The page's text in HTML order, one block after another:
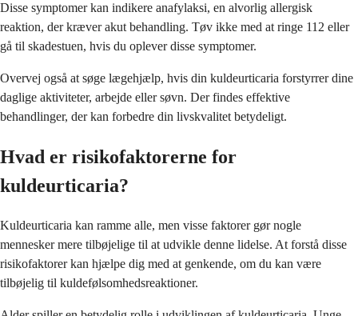
Disse symptomer kan indikere anafylaksi, en alvorlig allergisk
reaktion, der kræver akut behandling. Tøv ikke med at ringe 112 eller
gå til skadestuen, hvis du oplever disse symptomer.
Overvej også at søge lægehjælp, hvis din kuldeurticaria forstyrrer dine
daglige aktiviteter, arbejde eller søvn. Der findes effektive
behandlinger, der kan forbedre din livskvalitet betydeligt.
Hvad er risikofaktorerne for
kuldeurticaria?
Kuldeurticaria kan ramme alle, men visse faktorer gør nogle
mennesker mere tilbøjelige til at udvikle denne lidelse. At forstå disse
risikofaktorer kan hjælpe dig med at genkende, om du kan være
tilbøjelig til kuldefølsomhedsreaktioner.